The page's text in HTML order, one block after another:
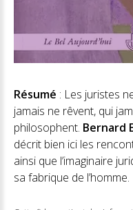
Résumé : Les juristes
jamais ne rêvent, qui
philosophent. Bernard
décrit bien ici les
ainsi que l’imaginaire
sa fabrique de l’homme.